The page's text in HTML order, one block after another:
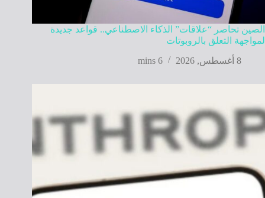
الصين تحاصر “علاقات” الذكاء الاصطناعي.. قواعد جديدة
لمواجهة التعلق بالروبوتات
8 أغسطس, 2026
6 mins